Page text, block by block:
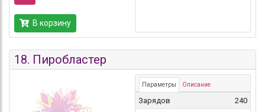
В корзину
18. Пиробластер
Параметры Описание
Зарядов
240